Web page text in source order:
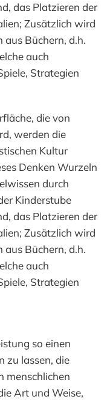
das Platzieren der
Zusätzlich wird
Büchern, d.h.
auch
Strategien
die von
werden die
Kultur
Denken Wurzeln
durch
Kinderstube
das Platzieren der
Zusätzlich wird
Büchern, d.h.
auch
Strategien
so einen
zu lassen, die
menschlichen
Art und Weise,